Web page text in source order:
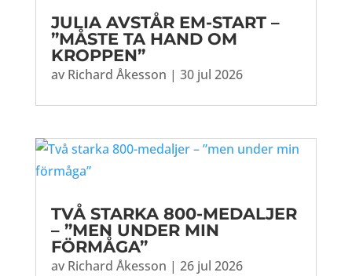
JULIA AVSTÅR EM-START –
”MÅSTE TA HAND OM
KROPPEN”
av Richard Åkesson | 30 jul 2026
TVÅ STARKA 800-MEDALJER
– ”MEN UNDER MIN
FÖRMÅGA”
av Richard Åkesson | 26 jul 2026